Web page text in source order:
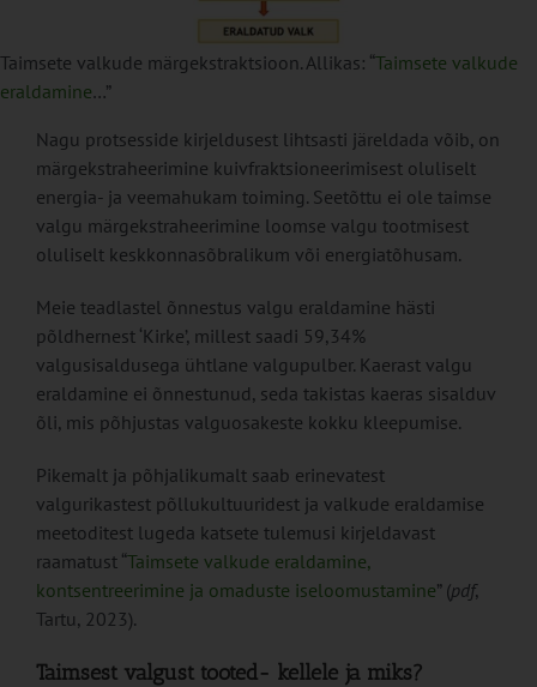
Taimsete valkude märgekstraktsioon. Allikas: “Taimsete valkude
eraldamine…”
Nagu protsesside kirjeldusest lihtsasti järeldada võib, on
märgekstraheerimine kuivfraktsioneerimisest oluliselt
energia- ja veemahukam toiming. Seetõttu ei ole taimse
valgu märgekstraheerimine loomse valgu tootmisest
oluliselt keskkonnasõbralikum või energiatõhusam.
Meie teadlastel õnnestus valgu eraldamine hästi
põldhernest ‘Kirke’, millest saadi 59,34%
valgusisaldusega ühtlane valgupulber. Kaerast valgu
eraldamine ei õnnestunud, seda takistas kaeras sisalduv
õli, mis põhjustas valguosakeste kokku kleepumise.
Pikemalt ja põhjalikumalt saab erinevatest
valgurikastest põllukultuuridest ja valkude eraldamise
meetoditest lugeda katsete tulemusi kirjeldavast
raamatust “Taimsete valkude eraldamine,
kontsentreerimine ja omaduste iseloomustamine” (pdf,
Tartu, 2023).
Taimsest valgust tooted- kellele ja miks?